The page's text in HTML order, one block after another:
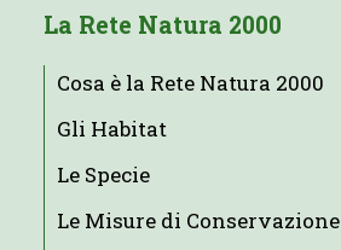
La Rete Natura 2000
Cosa è la Rete Natura 2000
Gli Habitat
Le Specie
Le Misure di Conservazione